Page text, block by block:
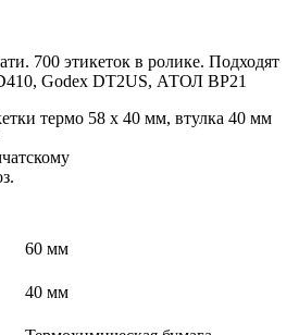
700 этикеток в ролике. Подходят
Godex DT2US, АТОЛ BP21
термо 58 х 40 мм, втулка 40 мм
60 мм
40 мм